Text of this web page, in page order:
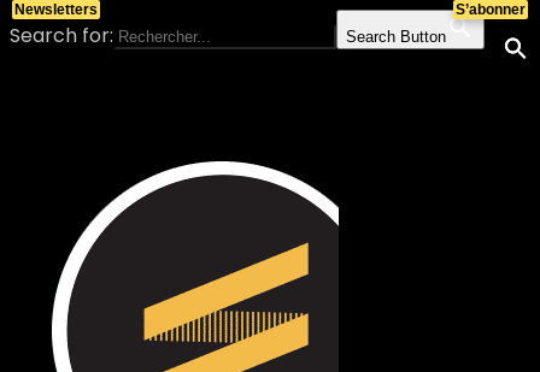
Search for: Search Button
S’abonner
Newsletters